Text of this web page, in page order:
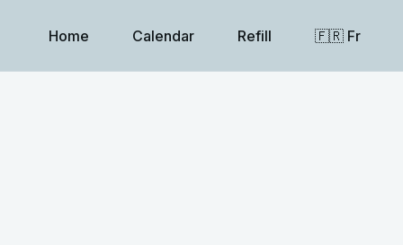
Home Calendar Refill 🇫🇷 Fr